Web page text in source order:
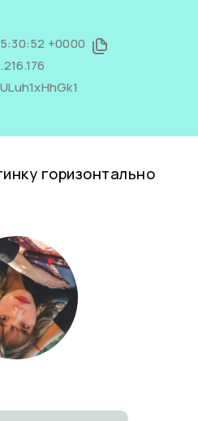
+0000
горизонтально